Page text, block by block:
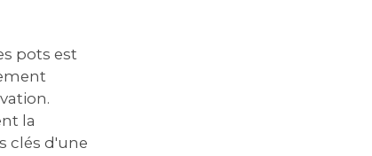
pots est
la
clés d'une